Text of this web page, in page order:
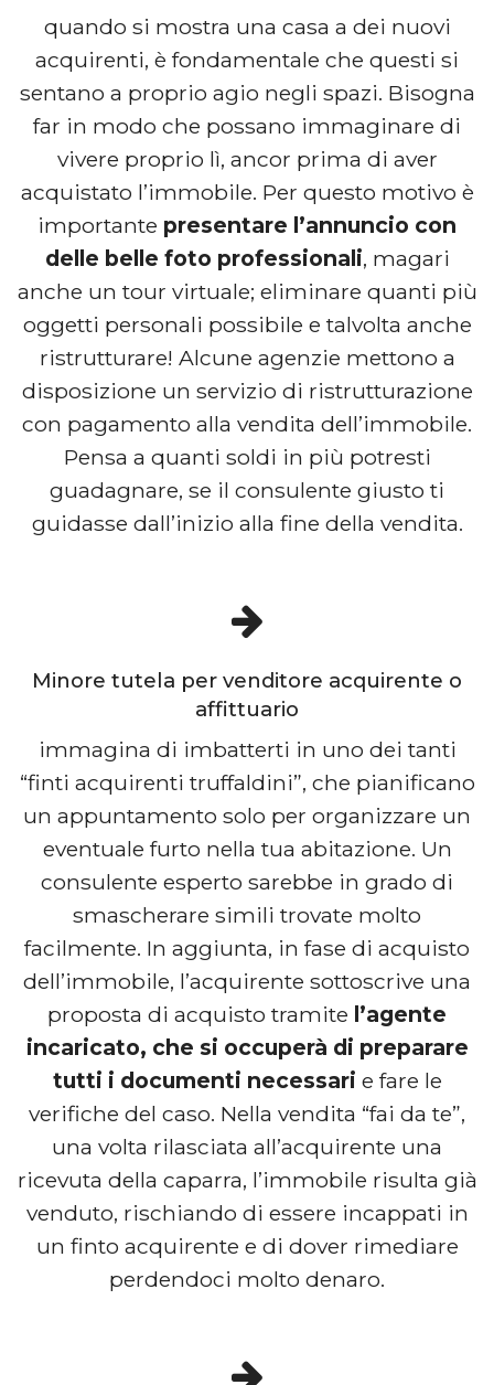
quando si mostra una casa a dei nuovi
acquirenti, è fondamentale che questi si
sentano a proprio agio negli spazi. Bisogna
far in modo che possano immaginare di
vivere proprio lì, ancor prima di aver
acquistato l’immobile. Per questo motivo è
importante presentare l’annuncio con
delle belle foto professionali, magari
anche un tour virtuale; eliminare quanti più
oggetti personali possibile e talvolta anche
ristrutturare! Alcune agenzie mettono a
disposizione un servizio di ristrutturazione
con pagamento alla vendita dell’immobile.
Pensa a quanti soldi in più potresti
guadagnare, se il consulente giusto ti
guidasse dall’inizio alla fine della vendita.
Minore tutela per venditore acquirente o
affittuario
immagina di imbatterti in uno dei tanti
“finti acquirenti truffaldini”, che pianificano
un appuntamento solo per organizzare un
eventuale furto nella tua abitazione. Un
consulente esperto sarebbe in grado di
smascherare simili trovate molto
facilmente. In aggiunta, in fase di acquisto
dell’immobile, l’acquirente sottoscrive una
proposta di acquisto tramite l’agente
incaricato, che si occuperà di preparare
tutti i documenti necessari e fare le
verifiche del caso. Nella vendita “fai da te”,
una volta rilasciata all’acquirente una
ricevuta della caparra, l’immobile risulta già
venduto, rischiando di essere incappati in
un finto acquirente e di dover rimediare
perdendoci molto denaro.